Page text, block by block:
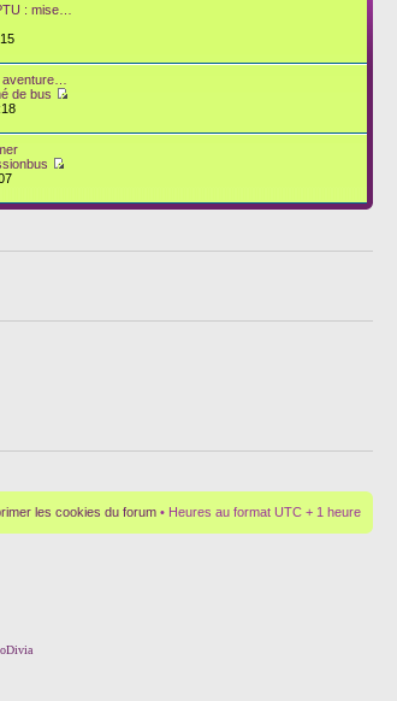
: mise…
de bus
les cookies du forum • Heures au format UTC + 1 heure